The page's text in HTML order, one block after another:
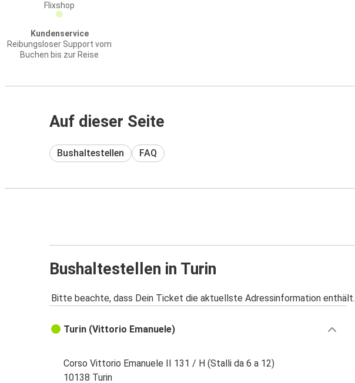
Flixshop
Kundenservice
Reibungsloser Support vom
Buchen bis zur Reise
Auf dieser Seite
Bushaltestellen FAQ
Bushaltestellen in Turin
Bitte beachte, dass Dein Ticket die aktuellste Adressinformation enthält.
Turin (Vittorio Emanuele)
Corso Vittorio Emanuele II 131 / H (Stalli da 6 a 12)
10138 Turin